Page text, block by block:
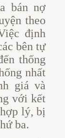
bán nợ
theo
định
bên tự
thống
nhất
giá và
với kết
lý, bị
ba.